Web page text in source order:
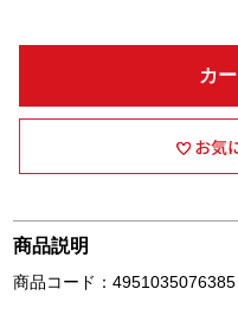
カ
商品説明
商品コード：4951035076385